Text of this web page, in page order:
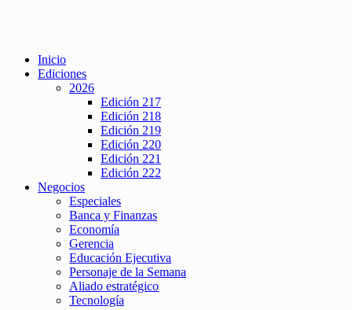
Inicio
Ediciones
2026
Edición 217
Edición 218
Edición 219
Edición 220
Edición 221
Edición 222
Negocios
Especiales
Banca y Finanzas
Economía
Gerencia
Educación Ejecutiva
Personaje de la Semana
Aliado estratégico
Tecnología